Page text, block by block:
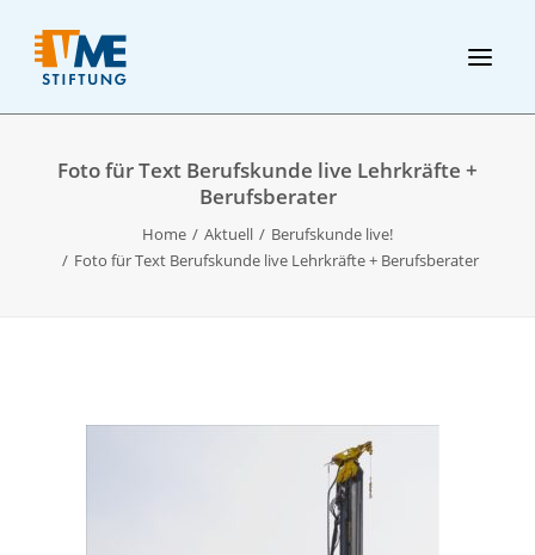
Foto für Text Berufskunde live Lehrkräfte +
Berufsberater
Home Aktuell
Berufskunde live!
Foto für Text Berufskunde live Lehrkräfte + Berufsberater